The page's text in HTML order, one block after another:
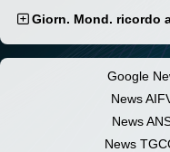
Giorn. Mond. ricordo
Google
News
News
News